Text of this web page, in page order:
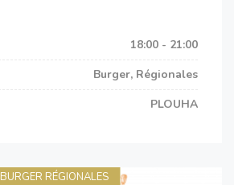
18:00 - 21:00
Burger, Régionales
PLOUHA
BURGER RÉGIONALES